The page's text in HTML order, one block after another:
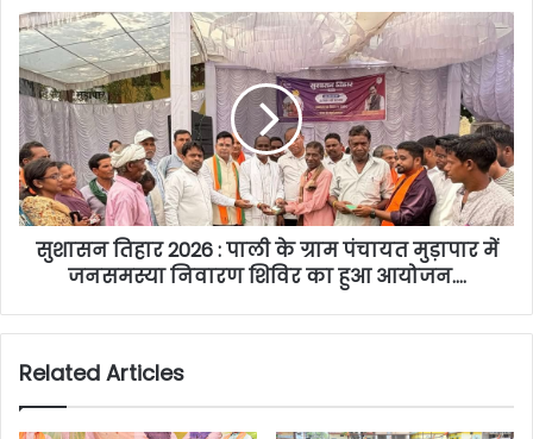
सुशासन तिहार 2026 : पाली के ग्राम पंचायत मुड़ापार में
जनसमस्या निवारण शिविर का हुआ आयोजन….
Related Articles